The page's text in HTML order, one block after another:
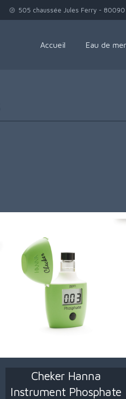
505 chaussée Jules Ferry - 80090
Accueil Eau de mer
Cheker Hanna
Instrument Phosphate